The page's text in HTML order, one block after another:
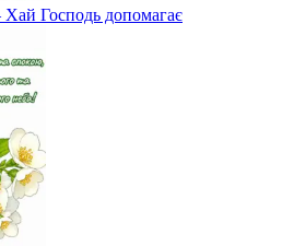
Господь допомагає